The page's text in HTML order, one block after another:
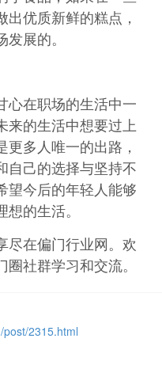
优质新鲜的糕点，
展的。
心在职场的生活中一
来的生活中想要过上
多人唯一的出路，
自己的选择与坚持不
望今后的年轻人能够
的生活。
尽在偏门行业网。欢
社群学习和交流。
post/2315.html